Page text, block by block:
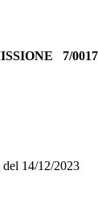
7/
del 14/12/2023